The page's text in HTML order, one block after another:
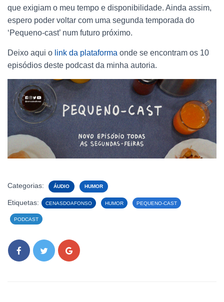
que exigiam o meu tempo e disponibilidade. Ainda assim,
espero poder voltar com uma segunda temporada do
‘Pequeno-cast’ num futuro próximo.
Deixo aqui o link da plataforma onde se encontram os 10
episódios deste podcast da minha autoria.
Categorias: ÁUDIO HUMOR
Etiquetas: CENASDOAFONSO HUMOR PEQUENO-CAST
PODCAST